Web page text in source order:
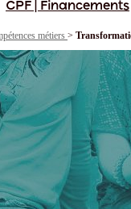
CPF | Financements
métiers >